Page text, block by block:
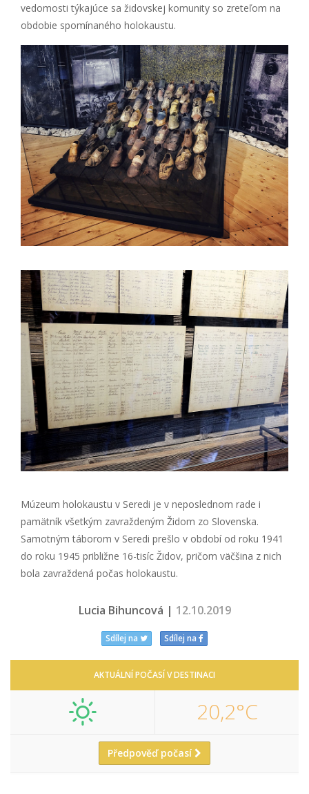
vedomosti týkajúce sa židovskej komunity so zreteľom na
obdobie spomínaného holokaustu.
Múzeum holokaustu v Seredi je v neposlednom rade i
pamätník všetkým zavraždeným Židom zo Slovenska.
Samotným táborom v Seredi prešlo v období od roku 1941
do roku 1945 približne 16-tisíc Židov, pričom väčšina z nich
bola zavraždená počas holokaustu.
Lucia Bihuncová | 12.10.2019
Sdílej na Sdílej na
AKTUÁLNÍ POČASÍ V DESTINACI
20,2°C
Předpověď počasí